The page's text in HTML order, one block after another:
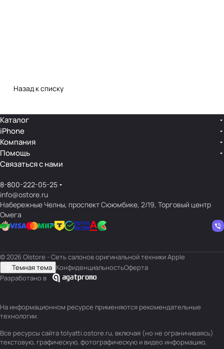
Назад к списку
Каталог
iPhone
Компания
Помощь
Связаться с нами
8-800-222-05-25
info@ostore.ru
Набережные Челны, проспект Сююмбике, 2/19, Торговый центр
Омега
© 2026 O|store - Сеть салонов оригинальной техники Apple
Темная тема КонфиденциальностьОферта
Разработано в
На информационном ресурсе применяются рекомендательные
технологии.
Все ресурсы сайта tolyatti.ostore.ru, включая (но не ограничиваясь)
текстовую, графическую, фотографическую и видео информацию,